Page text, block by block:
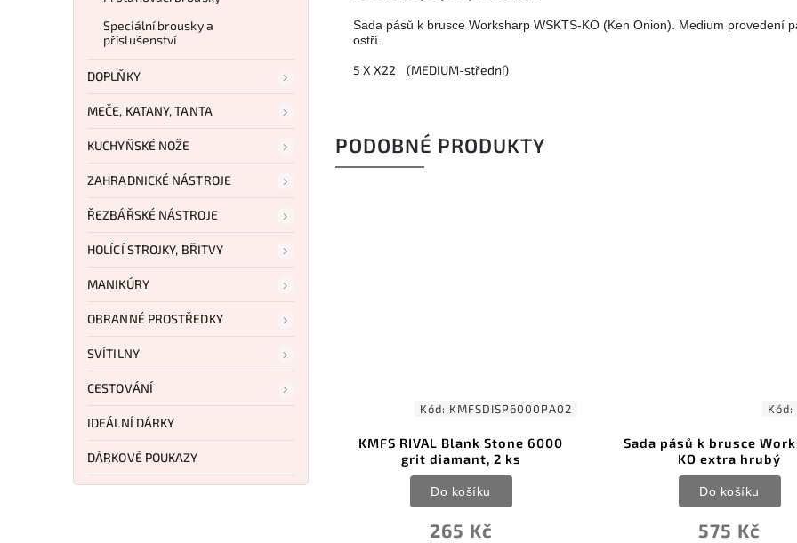
Speciální brousky a
příslušenství
DOPLŇKY
MEČE, KATANY, TANTA
KUCHYŇSKÉ NOŽE
ZAHRADNICKÉ NÁSTROJE
ŘEZBÁŘSKÉ NÁSTROJE
HOLÍCÍ STROJKY, BŘITVY
MANIKÚRY
OBRANNÉ PROSTŘEDKY
SVÍTILNY
CESTOVÁNÍ
IDEÁLNÍ DÁRKY
DÁRKOVÉ POUKAZY
Sada pásů k brusce Worksharp WSKTS-KO (Ken Onion). Medium provedení
ostří.
5 X X22 (MEDIUM-střední)
PODOBNÉ PRODUKTY
Kód:KMFSDISP6000PA02
KMFS RIVAL Blank Stone 6000
grit diamant, 2 ks
Kód:900015
Sada pásů k brusce Worksharp
KO extra hrubý
575 Kč
Do košíku
KMFS-RIVAL-
KMFS RIVAL Blank
grit diamant, 2 ks
265 Kč
Do košíku